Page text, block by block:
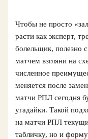
Чтобы не просто
расти как эксперт,
болельщик, полезно
матчем взгляни на
численное
меняется после
матчи РПЛ сегодня
угадайки. Такой
на матчи РПЛ
табличку, но и